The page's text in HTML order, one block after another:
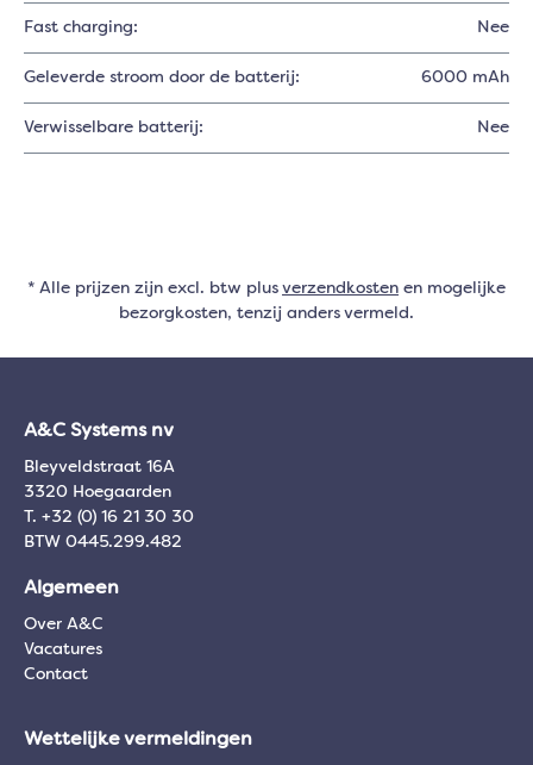
Fast charging: Nee
Geleverde stroom door de batterij: 6000 mAh
Verwisselbare batterij: Nee
* Alle prijzen zijn excl. btw plus verzendkosten en mogelijke
bezorgkosten, tenzij anders vermeld.
A&C Systems nv
Bleyveldstraat 16A
3320 Hoegaarden
T. +32 (0) 16 21 30 30
BTW 0445.299.482
Algemeen
Over A&C
Vacatures
Contact
Wettelijke vermeldingen